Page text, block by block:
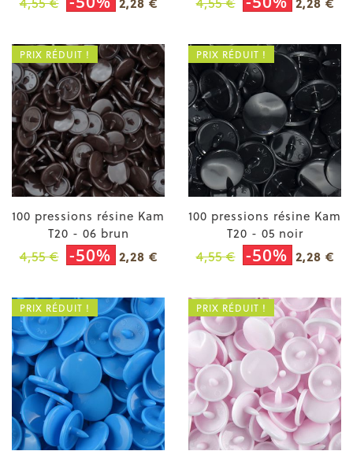
100 pressions résine Kam
T20 - 06 brun
4,55 € -50% 2,28 €
PRIX RÉDUIT !
100 pressions résine Kam
T20 - 05 noir
4,55 € -50% 2,28 €
PRIX RÉDUIT !
PRIX RÉDUIT ! PRIX RÉDUIT !